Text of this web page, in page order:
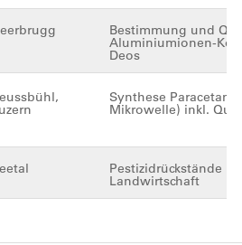
Bestimmung und
Aluminiumionen-
Deos
Synthese
Mikrowelle) inkl.
Pestizidrückstände in
Landwirtschaft